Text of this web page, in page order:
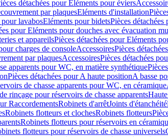
détachées pour Eléments pour éviers
par plaquesEléments d'installation
pour lavabosEléments pour bidetsPièces
pour Eléments pour douches avec évacuation
et appareilsPièces détachées pour Eléments
charges de consoleAccessoiresPièces
par plaquesAccessoiresPièces détachées
apparents pour WC, en matière synthétique
Pièces détachées pour A haute positionA basse
de chasse apparents pour WC, en céramique
rinçage pour réservoirs de chasse apparents
RaccordementsRobinets d'arrêtJoints d'étanchéité
Robinets flotteurs et clochesRobinets flotteurs
Robinets flotteurs pour réservoirs en
flotteurs pour réservoirs de chasse universels